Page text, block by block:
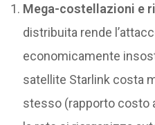
Mega-costellazioni e
distribuita rende
economicamente
satellite Starlink costa
stesso (rapporto costo